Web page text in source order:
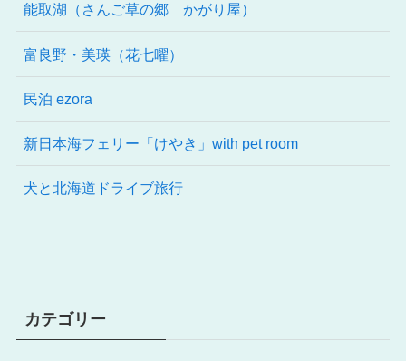
能取湖（さんご草の郷 かがり屋）
富良野・美瑛（花七曜）
民泊 ezora
新日本海フェリー「けやき」with pet room
犬と北海道ドライブ旅行
カテゴリー